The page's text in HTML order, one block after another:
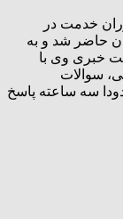
خدمت در
حاضر شد و به
خبری وی با
سوالات
سه ساعته پاسخ